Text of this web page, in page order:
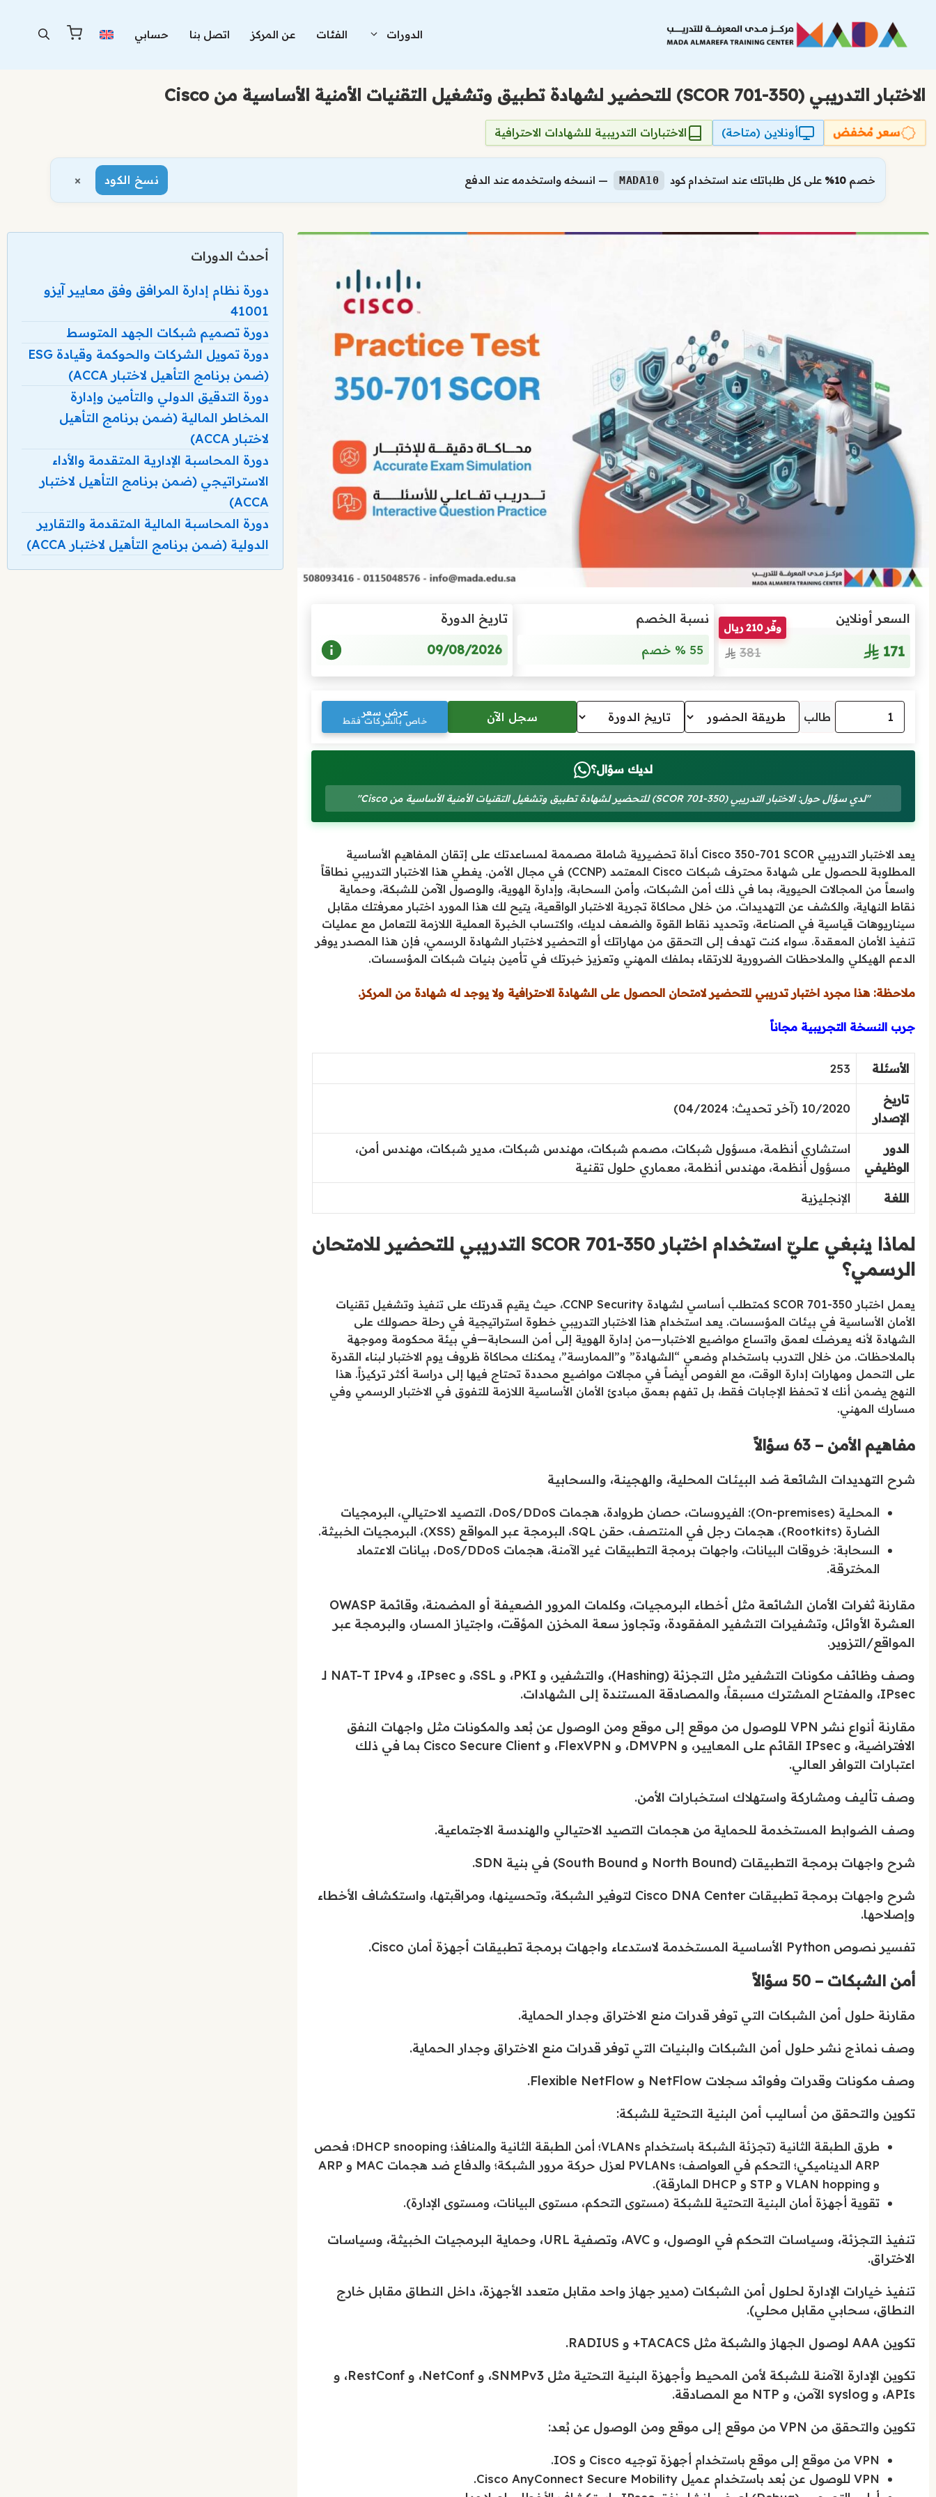
المحتوى
الدورات الفئات عن المركز اتصل بنا حسابي
الاختبار التدريبي (350-701 SCOR) للتحضير لشهادة تطبيق وتشغيل التقنيات الأمنية الأساسية من Cisco
سعر مُخفض أونلاين (متاحة) الاختبارات التدريبية للشهادات الاحترافية
خصم 10% على كل طلباتك عند استخدام كود MADA10 — انسخه واستخدمه عند الدفع نسخ الكود ×
السعر أونلاين
171
وفّر 210 ريال
381
نسبة الخصم
55 % خصم
تاريخ الدورة
09/08/2026
طالب عرض سعر
خاص بالشركات فقط
لديك سؤال؟
"لدي سؤال حول: الاختبار التدريبي (350-701 SCOR) للتحضير لشهادة تطبيق وتشغيل التقنيات الأمنية الأساسية من Cisco"
يعد الاختبار التدريبي Cisco 350-701 SCOR أداة تحضيرية شاملة مصممة لمساعدتك على إتقان المفاهيم الأساسية
المطلوبة للحصول على شهادة محترف شبكات Cisco المعتمد (CCNP) في مجال الأمن. يغطي هذا الاختبار التدريبي نطاقاً
واسعاً من المجالات الحيوية، بما في ذلك أمن الشبكات، وأمن السحابة، وإدارة الهوية، والوصول الآمن للشبكة، وحماية
نقاط النهاية، والكشف عن التهديدات. من خلال محاكاة تجربة الاختبار الواقعية، يتيح لك هذا المورد اختبار معرفتك مقابل
سيناريوهات قياسية في الصناعة، وتحديد نقاط القوة والضعف لديك، واكتساب الخبرة العملية اللازمة للتعامل مع عمليات
تنفيذ الأمان المعقدة. سواء كنت تهدف إلى التحقق من مهاراتك أو التحضير لاختبار الشهادة الرسمي، فإن هذا المصدر يوفر
الدعم الهيكلي والملاحظات الضرورية للارتقاء بملفك المهني وتعزيز خبرتك في تأمين بنيات شبكات المؤسسات.
ملاحظة: هذا مجرد اختبار تدريبي للتحضير لامتحان الحصول على الشهادة الاحترافية ولا يوجد له شهادة من المركز.
جرب النسخة التجريبية مجاناً
الأسئلة 253
تاريخ
الإصدار
10/2020 (آخر تحديث: 04/2024)
الدور
الوظيفي
استشاري أنظمة، مسؤول شبكات، مصمم شبكات، مهندس شبكات، مدير شبكات، مهندس أمن،
مسؤول أنظمة، مهندس أنظمة، معماري حلول تقنية
اللغة الإنجليزية
لماذا ينبغي عليّ استخدام اختبار 350-701 SCOR التدريبي للتحضير للامتحان
الرسمي؟
يعمل اختبار 350-701 SCOR كمتطلب أساسي لشهادة CCNP Security، حيث يقيم قدرتك على تنفيذ وتشغيل تقنيات
الأمان الأساسية في بيئات المؤسسات. يعد استخدام هذا الاختبار التدريبي خطوة استراتيجية في رحلة حصولك على
الشهادة لأنه يعرضك لعمق واتساع مواضيع الاختبار—من إدارة الهوية إلى أمن السحابة—في بيئة محكومة وموجهة
بالملاحظات. من خلال التدرب باستخدام وضعي “الشهادة” و”الممارسة”، يمكنك محاكاة ظروف يوم الاختبار لبناء القدرة
على التحمل ومهارات إدارة الوقت، مع الغوص أيضاً في مجالات مواضيع محددة تحتاج فيها إلى دراسة أكثر تركيزاً. هذا
النهج يضمن أنك لا تحفظ الإجابات فقط، بل تفهم بعمق مبادئ الأمان الأساسية اللازمة للتفوق في الاختبار الرسمي وفي
مسارك المهني.
مفاهيم الأمن – 63 سؤالاً
شرح التهديدات الشائعة ضد البيئات المحلية، والهجينة، والسحابية
المحلية (On-premises): الفيروسات، حصان طروادة، هجمات DoS/DDoS، التصيد الاحتيالي، البرمجيات
الضارة (Rootkits)، هجمات رجل في المنتصف، حقن SQL، البرمجة عبر المواقع (XSS)، البرمجيات الخبيثة.
السحابة: خروقات البيانات، واجهات برمجة التطبيقات غير الآمنة، هجمات DoS/DDoS، بيانات الاعتماد
المخترقة.
مقارنة ثغرات الأمان الشائعة مثل أخطاء البرمجيات، وكلمات المرور الضعيفة أو المضمنة، وقائمة OWASP
العشرة الأوائل، وتشفيرات التشفير المفقودة، وتجاوز سعة المخزن المؤقت، واجتياز المسار، والبرمجة عبر
المواقع/التزوير.
وصف وظائف مكونات التشفير مثل التجزئة (Hashing)، والتشفير، و PKI، و SSL، و IPsec، و NAT-T IPv4 لـ
IPsec، والمفتاح المشترك مسبقاً، والمصادقة المستندة إلى الشهادات.
مقارنة أنواع نشر VPN للوصول من موقع إلى موقع ومن الوصول عن بُعد والمكونات مثل واجهات النفق
الافتراضية، و IPsec القائم على المعايير، و DMVPN، و FlexVPN، و Cisco Secure Client بما في ذلك
اعتبارات التوافر العالي.
وصف تأليف ومشاركة واستهلاك استخبارات الأمن.
وصف الضوابط المستخدمة للحماية من هجمات التصيد الاحتيالي والهندسة الاجتماعية.
شرح واجهات برمجة التطبيقات (North Bound و South Bound) في بنية SDN.
شرح واجهات برمجة تطبيقات Cisco DNA Center لتوفير الشبكة، وتحسينها، ومراقبتها، واستكشاف الأخطاء
وإصلاحها.
تفسير نصوص Python الأساسية المستخدمة لاستدعاء واجهات برمجة تطبيقات أجهزة أمان Cisco.
أمن الشبكات – 50 سؤالاً
مقارنة حلول أمن الشبكات التي توفر قدرات منع الاختراق وجدار الحماية.
وصف نماذج نشر حلول أمن الشبكات والبنيات التي توفر قدرات منع الاختراق وجدار الحماية.
وصف مكونات وقدرات وفوائد سجلات NetFlow و Flexible NetFlow.
تكوين والتحقق من أساليب أمن البنية التحتية للشبكة:
طرق الطبقة الثانية (تجزئة الشبكة باستخدام VLANs؛ أمن الطبقة الثانية والمنافذ؛ DHCP snooping؛ فحص
ARP الديناميكي؛ التحكم في العواصف؛ PVLANs لعزل حركة مرور الشبكة؛ والدفاع ضد هجمات MAC و ARP
و VLAN hopping و STP و DHCP المارقة).
تقوية أجهزة أمان البنية التحتية للشبكة (مستوى التحكم، مستوى البيانات، ومستوى الإدارة).
تنفيذ التجزئة، وسياسات التحكم في الوصول، و AVC، وتصفية URL، وحماية البرمجيات الخبيثة، وسياسات
الاختراق.
تنفيذ خيارات الإدارة لحلول أمن الشبكات (مدير جهاز واحد مقابل متعدد الأجهزة، داخل النطاق مقابل خارج
النطاق، سحابي مقابل محلي).
تكوين AAA لوصول الجهاز والشبكة مثل TACACS+ و RADIUS.
تكوين الإدارة الآمنة للشبكة لأمن المحيط وأجهزة البنية التحتية مثل SNMPv3، و NetConf، و RestConf، و
APIs، و syslog الآمن، و NTP مع المصادقة.
تكوين والتحقق من VPN من موقع إلى موقع ومن الوصول عن بُعد:
VPN من موقع إلى موقع باستخدام أجهزة توجيه Cisco و IOS.
VPN للوصول عن بُعد باستخدام عميل Cisco AnyConnect Secure Mobility.
أحدث الدورات
دورة نظام إدارة المرافق وفق معايير آيزو
41001
دورة تصميم شبكات الجهد المتوسط
دورة تمويل الشركات والحوكمة وقيادة ESG
(ضمن برنامج التأهيل لاختبار ACCA)
دورة التدقيق الدولي والتأمين وإدارة
المخاطر المالية (ضمن برنامج التأهيل
لاختبار ACCA)
دورة المحاسبة الإدارية المتقدمة والأداء
الاستراتيجي (ضمن برنامج التأهيل لاختبار
ACCA)
دورة المحاسبة المالية المتقدمة والتقارير
الدولية (ضمن برنامج التأهيل لاختبار ACCA)